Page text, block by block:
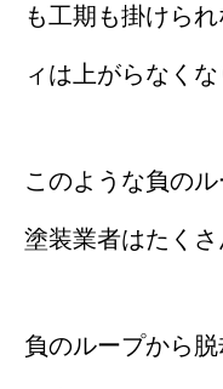
も工期も掛けら
ィは上がらなくな
このような負の
塗装業者はたくさ
負のループから脱